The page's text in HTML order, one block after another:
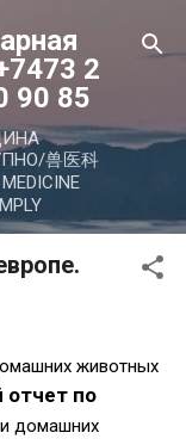
2
90 85
兽医科
животных
отчет по
домашних